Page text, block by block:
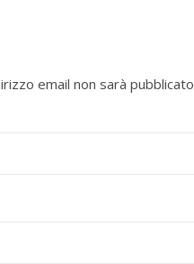
email non sarà